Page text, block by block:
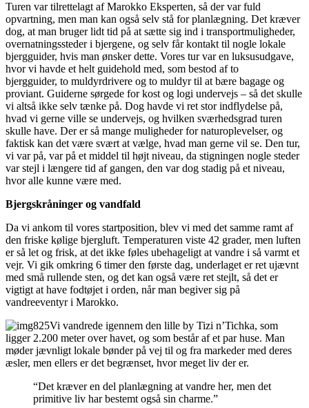
Turen var tilrettelagt af Marokko Eksperten, så der var fuld
opvartning, men man kan også selv stå for planlægning. Det kræver
dog, at man bruger lidt tid på at sætte sig ind i transportmuligheder,
overnatningssteder i bjergene, og selv får kontakt til nogle lokale
bjergguider, hvis man ønsker dette. Vores tur var en luksusudgave,
hvor vi havde et helt guidehold med, som bestod af to
bjergguider, to muldyrdrivere og to muldyr til at bære bagage og
proviant. Guiderne sørgede for kost og logi undervejs – så det skulle
vi altså ikke selv tænke på. Dog havde vi ret stor indflydelse på,
hvad vi gerne ville se undervejs, og hvilken sværhedsgrad turen
skulle have. Der er så mange muligheder for naturoplevelser, og
faktisk kan det være svært at vælge, hvad man gerne vil se. Den tur,
vi var på, var på et middel til højt niveau, da stigningen nogle steder
var stejl i længere tid af gangen, den var dog stadig på et niveau,
hvor alle kunne være med.
Bjergskråninger og vandfald
Da vi ankom til vores startposition, blev vi med det samme ramt af
den friske kølige bjergluft. Temperaturen viste 42 grader, men luften
er så let og frisk, at det ikke føles ubehageligt at vandre i så varmt et
vejr. Vi gik omkring 6 timer den første dag, underlaget er ret ujævnt
med små rullende sten, og det kan også være ret stejlt, så det er
vigtigt at have fodtøjet i orden, når man begiver sig på
vandreeventyr i Marokko.
Vi vandrede igennem den lille by Tizi n’Tichka, som
ligger 2.200 meter over havet, og som består af et par huse. Man
møder jævnligt lokale bønder på vej til og fra markeder med deres
æsler, men ellers er det begrænset, hvor meget liv der er.
“Det kræver en del planlægning at vandre her, men det
primitive liv har bestemt også sin charme.”